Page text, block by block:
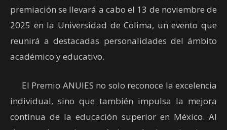
premiación se llevará a cabo el 13 de noviembre de
2025 en la Universidad de Colima, un evento que
reunirá a destacadas personalidades del ámbito
académico y educativo.
El Premio ANUIES no solo reconoce la excelencia
individual, sino que también impulsa la mejora
continua de la educación superior en México. Al